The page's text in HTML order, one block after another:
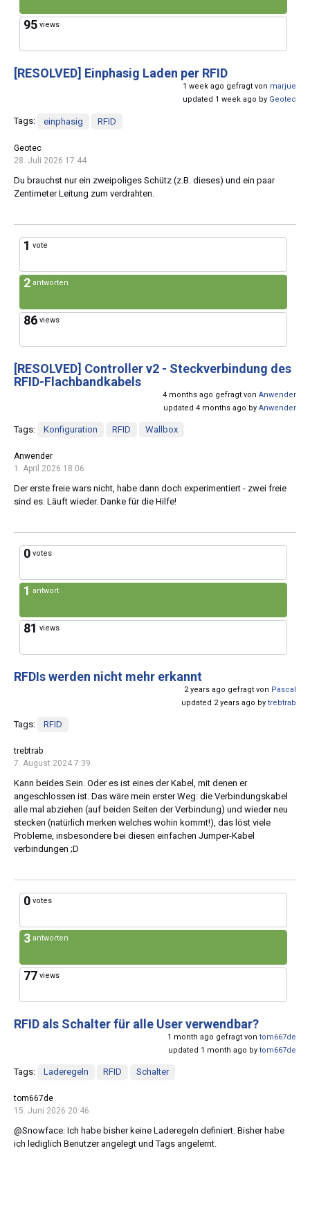
95 views
[RESOLVED] Einphasig Laden per RFID
1 week ago gefragt von marjue
updated 1 week ago by Geotec
Tags: einphasig RFID
Geotec
28. Juli 2026 17:44
Du brauchst nur ein zweipoliges Schütz (z.B. dieses) und ein paar
Zentimeter Leitung zum verdrahten.
1 vote
2 antworten
86 views
[RESOLVED] Controller v2 - Steckverbindung des
RFID-Flachbandkabels
4 months ago gefragt von Anwender
updated 4 months ago by Anwender
Tags: Konfiguration RFID Wallbox
Anwender
1. April 2026 18:06
Der erste freie wars nicht, habe dann doch experimentiert - zwei freie
sind es. Läuft wieder. Danke für die Hilfe!
0 votes
1 antwort
81 views
RFDIs werden nicht mehr erkannt
2 years ago gefragt von Pascal
updated 2 years ago by trebtrab
Tags: RFID
trebtrab
7. August 2024 7:39
Kann beides Sein. Oder es ist eines der Kabel, mit denen er
angeschlossen ist. Das wäre mein erster Weg: die Verbindungskabel
alle mal abziehen (auf beiden Seiten der Verbindung) und wieder neu
stecken (natürlich merken welches wohin kommt!), das löst viele
Probleme, insbesondere bei diesen einfachen Jumper-Kabel
verbindungen ;D
0 votes
3 antworten
77 views
RFID als Schalter für alle User verwendbar?
1 month ago gefragt von tom667de
updated 1 month ago by tom667de
Tags: Laderegeln RFID Schalter
tom667de
15. Juni 2026 20:46
@Snowface: Ich habe bisher keine Laderegeln definiert. Bisher habe
ich lediglich Benutzer angelegt und Tags angelernt.